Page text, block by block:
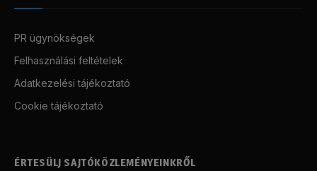
PR ügynökségek
Felhasználási feltételek
Adatkezelési tájékoztató
Cookie tájékoztató
ÉRTESÜLJ SAJTÓKÖZLEMÉNYEINKRŐL